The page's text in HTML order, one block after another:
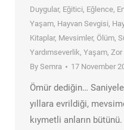
Duygular, Eğitici, Eğlence,
Yaşam, Hayvan Sevgisi,
Kitaplar, Mevsimler, Ölüm,
Yardımseverlik, Yaşam, Zor
By Semra 17 November
Ömür dediğin…
yıllara evrildiği,
kıymetli anların bütünü.